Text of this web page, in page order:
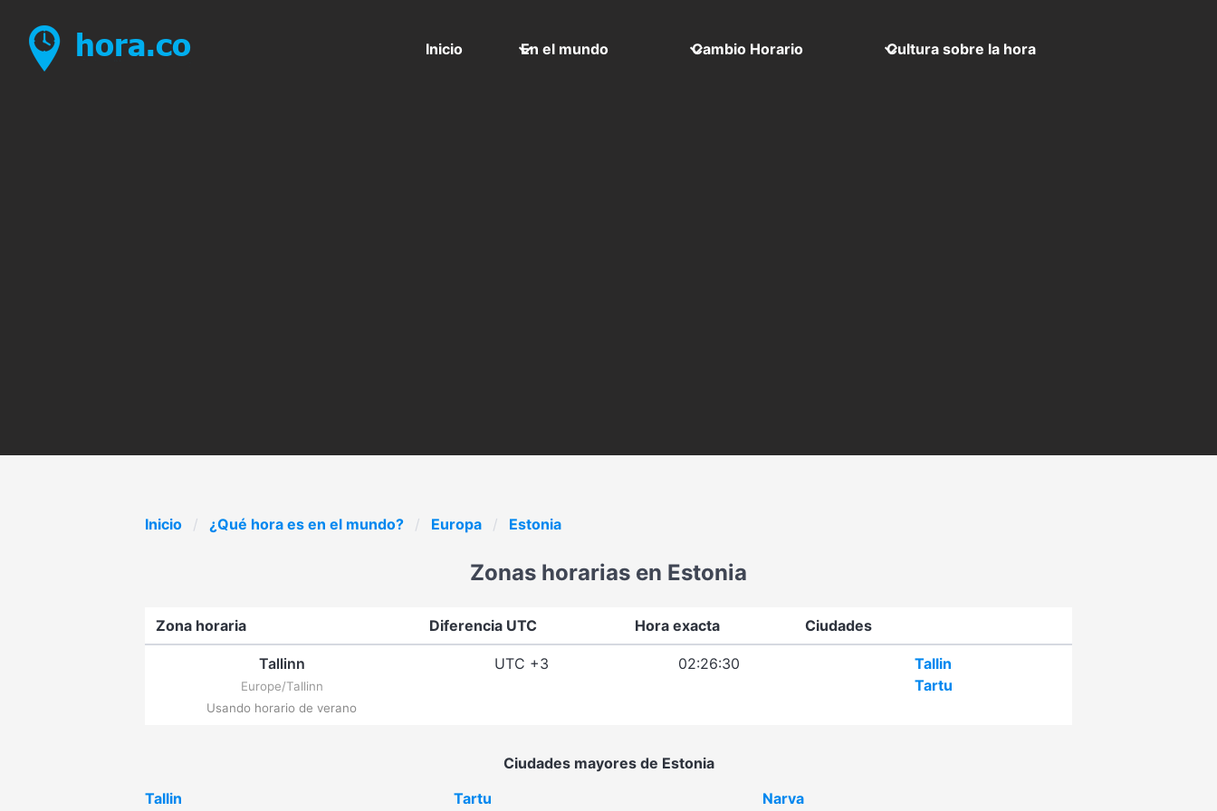
Inicio En el mundo Cambio Horario Cultura sobre la hora
Inicio ¿Qué hora es en el mundo? Europa Estonia
Zonas horarias en Estonia
Zona horaria Diferencia UTC Hora exacta Ciudades
Tallinn
Europe/Tallinn
Usando horario de verano
UTC +3 02:26:30
Tallin
Tartu
Ciudades mayores de Estonia
Tallin
Tartu Narva